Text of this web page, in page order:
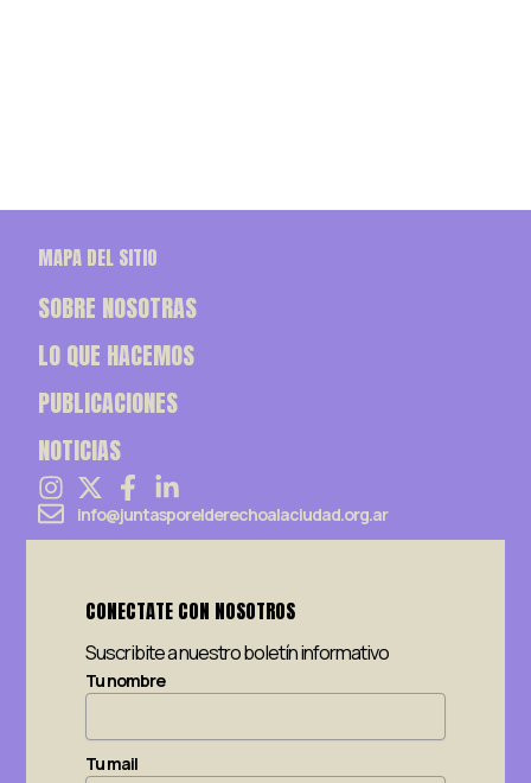
MAPA DEL SITIO
SOBRE NOSOTRAS
LO QUE HACEMOS
PUBLICACIONES
NOTICIAS
info@juntasporelderechoalaciudad.org.ar
CONECTATE CON NOSOTROS
Suscribite a nuestro boletín informativo
Tu nombre
Tu mail